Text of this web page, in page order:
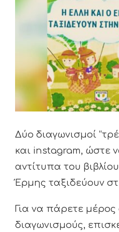
Δύο διαγωνισμοί
και instagram, ώστε
αντίτυπα του
Έρμης ταξιδεύουν
Για να πάρετε μέρος
διαγωνισμούς,